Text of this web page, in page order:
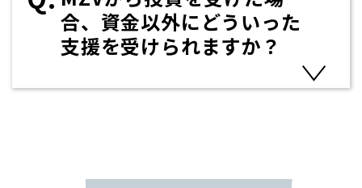
合、資金以外にどういった
支援を受けられますか？